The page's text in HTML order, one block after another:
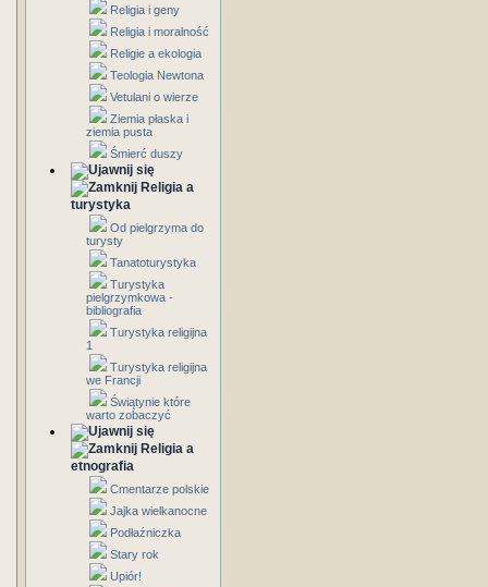
Religia i geny
Religia i moralność
Religie a ekologia
Teologia Newtona
Vetulani o wierze
Ziemia płaska i
ziemia pusta
Śmierć duszy
Religia a
turystyka
Od pielgrzyma do
turysty
Tanatoturystyka
Turystyka
pielgrzymkowa -
bibliografia
Turystyka religijna
1
Turystyka religijna
we Francji
Świątynie które
warto zobaczyć
Religia a
etnografia
Cmentarze polskie
Jajka wielkanocne
Podłaźniczka
Stary rok
Upiór!